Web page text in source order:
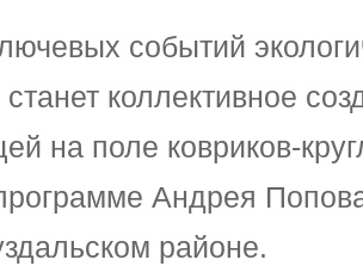
событий
коллективное
на поле ковриков-
Андрея
районе.